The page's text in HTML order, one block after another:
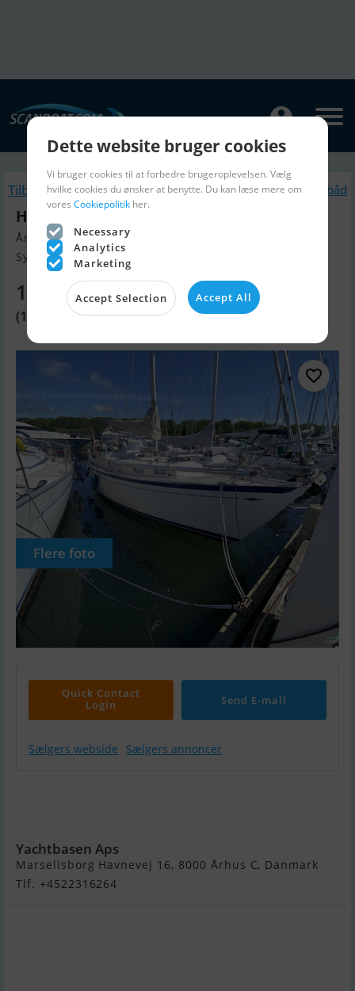
Tilbage Lignende Sejlbåd
Hallberg Rassy Rasmus 35
Årgang 1977, Sejlbåd til salg
Syddanmark, Danmark
125.140 DKK
(16.763 EUR)
Flere foto
Quick Contact
Login
Send E-mail
Sælgers webside Sælgers annoncer
Yachtbasen Aps
Marselisborg Havnevej 16, 8000 Århus C, Danmark
Tlf. +4522316264
Dette website bruger cookies
Vi bruger cookies til at forbedre brugeroplevelsen. Vælg
hvilke cookies du ønsker at benytte. Du kan læse mere om
vores Cookiepolitik her.
Necessary
Analytics
Marketing
Accept Selection Accept All